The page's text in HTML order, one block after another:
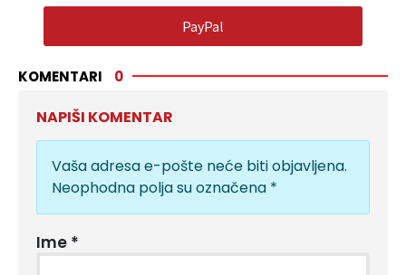
PayPal
KOMENTARI 0
NAPIŠI KOMENTAR
Vaša adresa e-pošte neće biti objavljena.
Neophodna polja su označena *
Ime *